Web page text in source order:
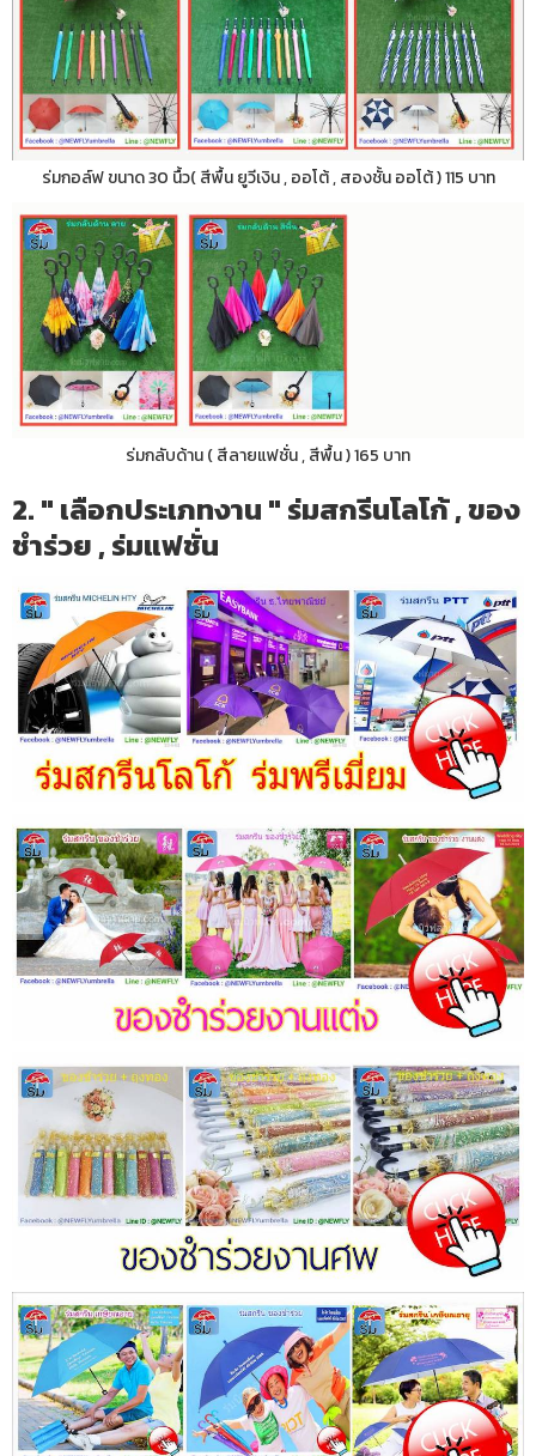
ร่มกอล์ฟ ขนาด 30 นื้ว( สีพื้น ยูวีเงิน , ออโต้ , สองชั้น ออโต้ ) 115 บาท
ร่มกลับด้าน ( สีลายแฟชั่น , สีพื้น ) 165 บาท
2. " เลือกประเภทงาน " ร่มสกรีนโลโก้ , ของ
ชำร่วย , ร่มแฟชั่น